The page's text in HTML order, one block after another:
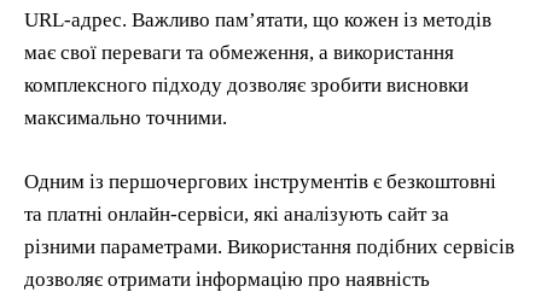
URL-адрес. Важливо пам’ятати, що кожен із методів
має свої переваги та обмеження, а використання
комплексного підходу дозволяє зробити висновки
максимально точними.
Одним із першочергових інструментів є безкоштовні
та платні онлайн-сервіси, які аналізують сайт за
різними параметрами. Використання подібних сервісів
дозволяє отримати інформацію про наявність